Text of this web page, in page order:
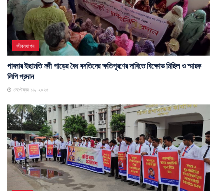
জীবনযাপন
পাবনার ইছামতি নদী পাড়ের বৈধ বসতিদের ক্ষতিপূরণের দাবিতে বিক্ষোভ মিছিল ও স্মারক
লিপি প্রদান
সেপ্টেম্বর ১১, ২০২৫